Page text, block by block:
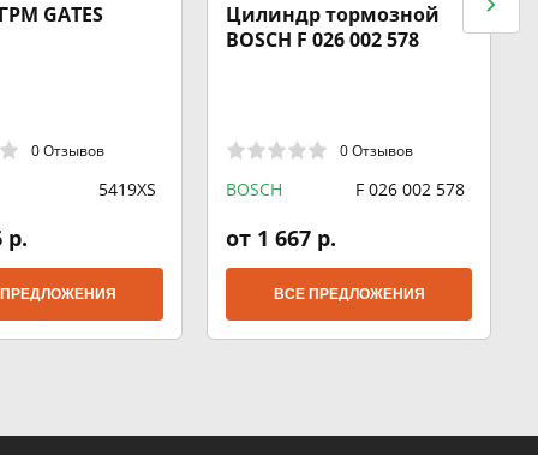
GATES
0 Отзывов
5419XS
р.
Цилиндр тормозной
BOSCH F 026 002 578
0 Отзывов
BOSCH F 026 002 578
от 1 667 р.
ВСЕ ПРЕДЛОЖЕНИЯ